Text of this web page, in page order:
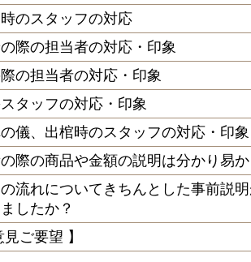
のスタッフの対応
際の担当者の対応・印象
の担当者の対応・印象
タッフの対応・印象
儀、出棺時のスタッフの対応・印象
際の商品や金額の説明は分かり易
流れについてきちんとした事前説
したか？
見ご要望 】